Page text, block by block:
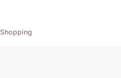
Shopping